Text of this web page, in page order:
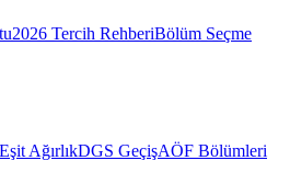
2026 Tercih RehberiBölüm Seçme
Eşit AğırlıkDGS GeçişAÖF Bölümleri